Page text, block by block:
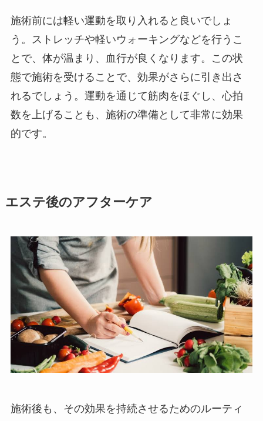
施術前には軽い運動を取り入れると良いでしょ
う。ストレッチや軽いウォーキングなどを行うこ
とで、体が温まり、血行が良くなります。この状
態で施術を受けることで、効果がさらに引き出さ
れるでしょう。運動を通じて筋肉をほぐし、心拍
数を上げることも、施術の準備として非常に効果
的です。
エステ後のアフターケア
施術後も、その効果を持続させるためのルーティ